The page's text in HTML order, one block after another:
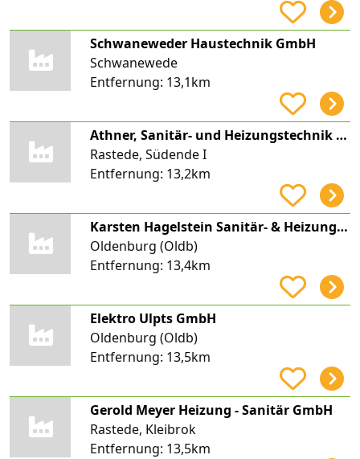
Schwaneweder Haustechnik GmbH
Schwanewede
Entfernung: 13,1km
Athner, Sanitär- und Heizungstechnik GmbH
Rastede, Südende I
Entfernung: 13,2km
Karsten Hagelstein Sanitär- & Heizungstechnik e. K. Inh. B. Buschbeck
Oldenburg (Oldb)
Entfernung: 13,4km
Elektro Ulpts GmbH
Oldenburg (Oldb)
Entfernung: 13,5km
Gerold Meyer Heizung - Sanitär GmbH
Rastede, Kleibrok
Entfernung: 13,5km